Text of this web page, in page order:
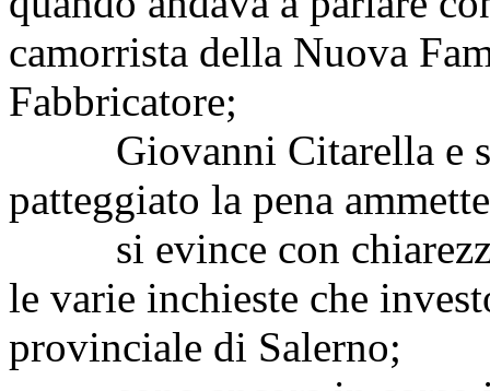
camorrista della Nuova
Fabbricatore;
Giovanni Citarella e
patteggiato la pena
si evince con
le varie inchieste che
provinciale di Salerno;